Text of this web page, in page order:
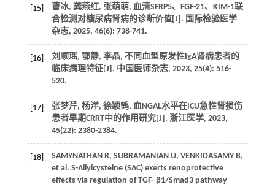
[15]
曹冰, 龚燕红, 张萌萌, 血清SFRP5、FGF-21、KIM-1联
合检测对糖尿病肾病的诊断价值[J]. 国际检验医学
杂志, 2025, 46(6): 738-741.
[16]
刘顺瑶, 鄂静, 李晶, 不同血型原发性IgA肾病患者的
临床病理特征[J]. 中国医师杂志, 2023, 25(4): 516-
520.
[17]
张梦芹, 杨洋, 徐颖鹤, 血NGAL水平在ICU急性肾损伤
患者早期CRRT中的作用研究[J]. 浙江医学, 2023,
45(22): 2380-2384.
[18]
SAMYNATHAN R, SUBRAMANIAN U, VENKIDASAMY B,
et al. S-Allylcysteine (SAC) exerts renoprotective
effects via regulation of TGF- β1/Smad3 pathway